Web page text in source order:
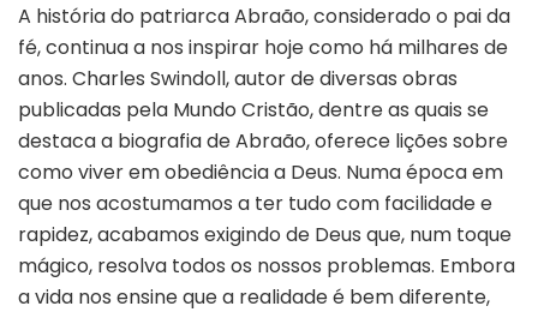
A história do patriarca Abraão, considerado o pai da
fé, continua a nos inspirar hoje como há milhares de
anos. Charles Swindoll, autor de diversas obras
publicadas pela Mundo Cristão, dentre as quais se
destaca a biografia de Abraão, oferece lições sobre
como viver em obediência a Deus. Numa época em
que nos acostumamos a ter tudo com facilidade e
rapidez, acabamos exigindo de Deus que, num toque
mágico, resolva todos os nossos problemas. Embora
a vida nos ensine que a realidade é bem diferente,